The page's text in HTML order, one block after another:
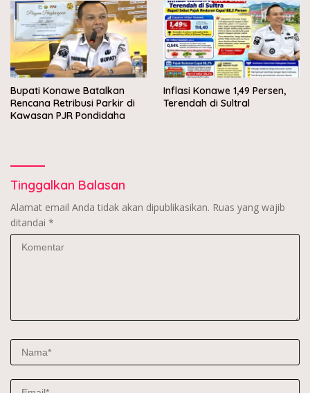
Bupati Konawe Batalkan
Rencana Retribusi Parkir di
Kawasan PJR Pondidaha
Inflasi Konawe 1,49 Persen,
Terendah di Sultral
Tinggalkan Balasan
Alamat email Anda tidak akan dipublikasikan. Ruas yang wajib
ditandai *